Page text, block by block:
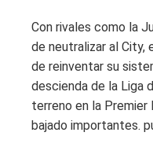
Con rivales como la
de neutralizar al
de reinventar su
descienda de la Liga
terreno en la Premier
bajado importantes.